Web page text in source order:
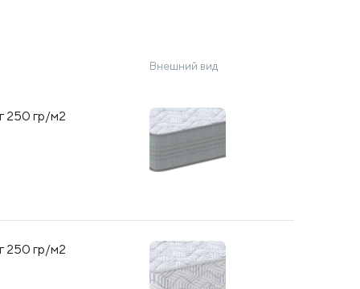
Внешний вид
250 гр/м2
250 гр/м2